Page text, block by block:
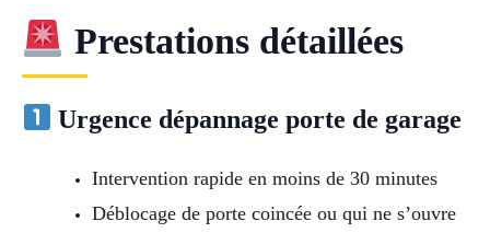
Prestations détaillées
Urgence dépannage porte de garage
Intervention rapide en moins de 30 minutes
Déblocage de porte coincée ou qui ne s’ouvre